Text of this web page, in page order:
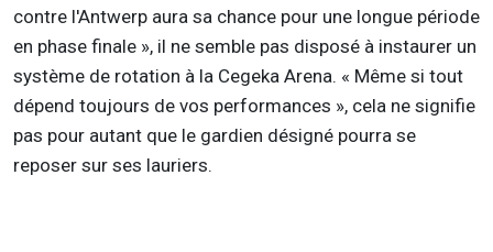
contre l'Antwerp aura sa chance pour une longue période
en phase finale », il ne semble pas disposé à instaurer un
système de rotation à la Cegeka Arena. « Même si tout
dépend toujours de vos performances », cela ne signifie
pas pour autant que le gardien désigné pourra se
reposer sur ses lauriers.